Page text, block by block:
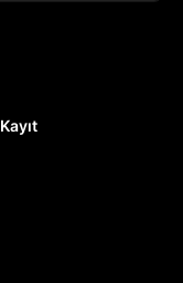
Kayıt